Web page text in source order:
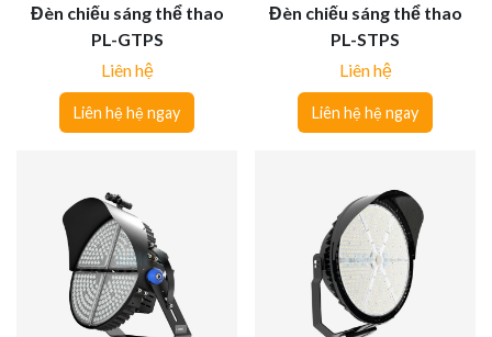
Đèn chiếu sáng thể thao
PL-GTPS
Liên hệ
Liên hệ hệ ngay
Đèn chiếu sáng thể thao
PL-STPS
Liên hệ
Liên hệ hệ ngay